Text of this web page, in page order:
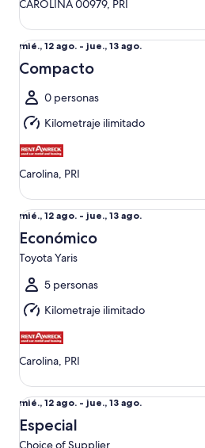
CAROLINA 00979, PRI
Del
mié.,
ago.
al
jue.,
13
mié., 12 ago. - jue., 13 ago.
Compacto
0 personas
Kilometraje ilimitado
Carolina, PRI
Compacto undefined
Del
mié.,
12
ago.
al
jue.,
13
ago.
mié., 12 ago. - jue., 13 ago.
Económico
Toyota Yaris
5 personas
Kilometraje ilimitado
Carolina, PRI
Económico Toyota Yaris
Del
mié.,
12
mié., 12 ago. - jue., 13 ago.
Especial
Choice of Supplier
Especial Choice of Supplier